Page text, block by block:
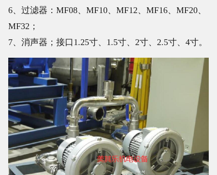
6、过滤器：MF08、MF10、MF12、MF16、MF20、
MF32；
7、消声器；接口1.25寸、1.5寸、2寸、2.5寸、4寸。